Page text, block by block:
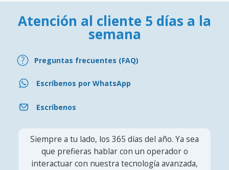
Atención al cliente 5 días a la
semana
Preguntas frecuentes (FAQ)
Escríbenos por WhatsApp
Escríbenos
Siempre a tu lado, los 365 días del año. Ya sea
que prefieras hablar con un operador o
interactuar con nuestra tecnología avanzada,